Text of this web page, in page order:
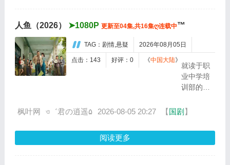
人鱼（2026） ➤1080P 更新至04集,共16集ღ连载中™
TAG：剧情,悬疑 2026年08月05日
点击：143 好评：0 《中国大陆》
就读于职
业中学培
训部的花
琳（黄杨
饰），虽
枫叶网 ও゛君の逍遥۵ 2026-08-05 20:27 【国剧 】
阅读更多